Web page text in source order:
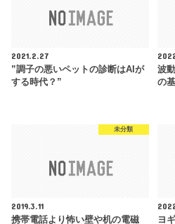
2021.2.27
”調子の悪いペットの診断はAIが
する時代？”
波
の
未分類
2019.3.11
携帯電話より怖い壁や机の電磁
ヨ